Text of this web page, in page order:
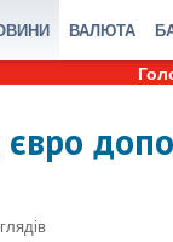
ВАЛЮТА